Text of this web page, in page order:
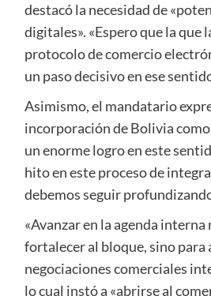
destacó la necesidad de
digitales». «Espero que la que
protocolo de comercio
un paso decisivo en ese
Asimismo, el mandatario
incorporación de Bolivia
un enorme logro en este
hito en este proceso de
debemos seguir
«Avanzar en la agenda interna
fortalecer al bloque, sino para
negociaciones comerciales
lo cual instó a «abrirse al